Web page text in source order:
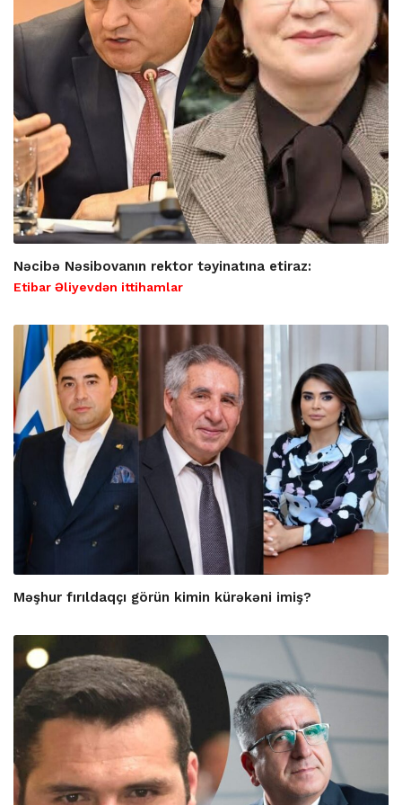
Nəcibə Nəsibovanın rektor təyinatına etiraz:
Etibar Əliyevdən ittihamlar
Məşhur fırıldaqçı görün kimin kürəkəni imiş?